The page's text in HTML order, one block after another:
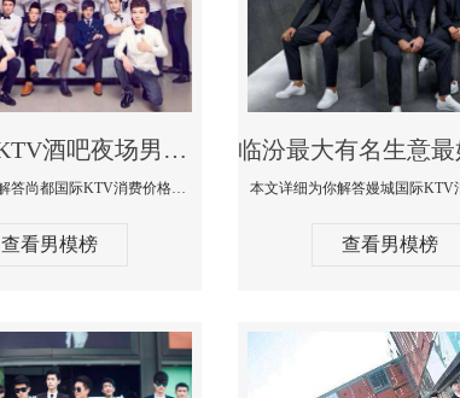
临汾哪个KTV酒吧夜场男模公关型男最帅-尚都国际KTV消费价格点评
本文详细为你解答尚都国际KTV消费价格点评，更多关于哪个KTV酒吧夜场男模公关型男最帅免费咨询1333 867 6881微信同步
查看男模榜 查看男模榜